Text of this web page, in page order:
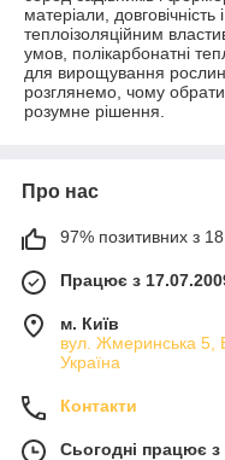
матеріали,
теплоізоляційним
умов, полікарбонатні
для вирощування рослин
розглянемо, чому
розумне рішення.
Про нас
97% позитивних з
Працює з
м. Київ
вул. Жмеринська 5,
Україна
Контакти
Сьогодні працює